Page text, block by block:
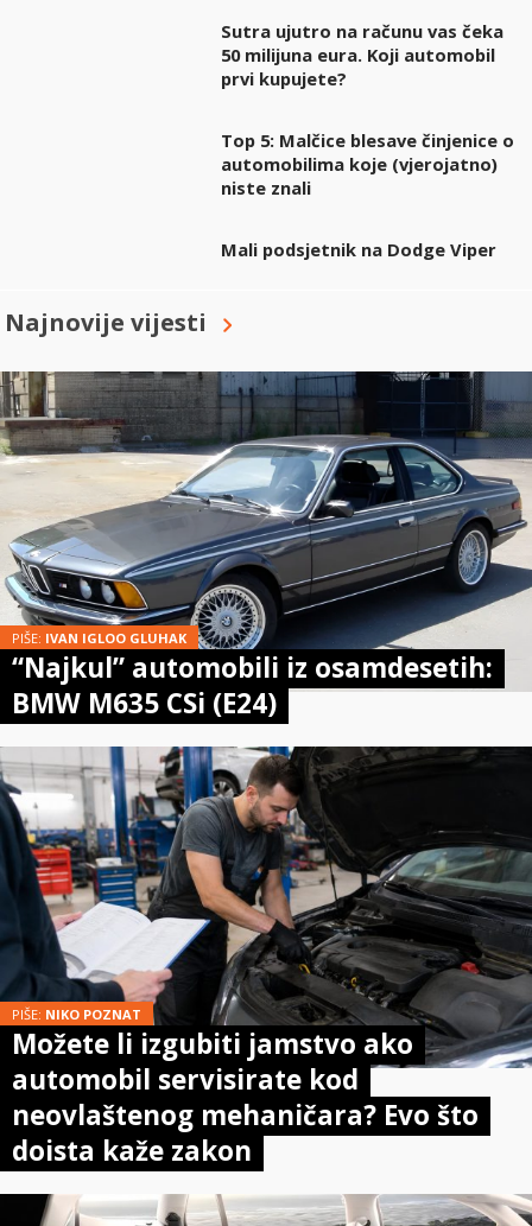
Sutra ujutro na računu vas čeka
50 milijuna eura. Koji automobil
prvi kupujete?
Top 5: Malčice blesave činjenice o
automobilima koje (vjerojatno)
niste znali
Mali podsjetnik na Dodge Viper
Najnovije vijesti
PIŠE: IVAN IGLOO GLUHAK
“Najkul” automobili iz osamdesetih:
BMW M635 CSi (E24)
PIŠE: NIKO POZNAT
Možete li izgubiti jamstvo ako
automobil servisirate kod
neovlaštenog mehaničara? Evo što
doista kaže zakon